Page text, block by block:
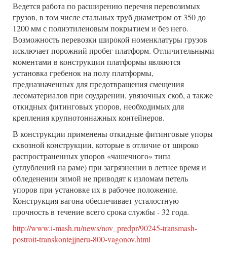
Ведется работа по расширению перечня перевозимых
грузов, в том числе стальных труб диаметром от 350 до
1200 мм с полиэтиленовым покрытием и без него.
Возможность перевозки широкой номенклатуры грузов
исключает порожний пробег платформ. Отличительными
моментами в конструкции платформы являются
установка гребенок на полу платформы,
предназначенных для предотвращения смещения
лесоматериалов при соударении, увязочных скоб, а также
откидных фитинговых упоров, необходимых для
крепления крупнотоннажных контейнеров.
В конструкции применены откидные фитинговые упоры
сквозной конструкции, которые в отличие от широко
распространенных упоров «чашечного» типа
(углублений на раме) при загрязнении в летнее время и
обледенении зимой не приводят к изломам петель
упоров при установке их в рабочее положение.
Конструкция вагона обеспечивает усталостную
прочность в течение всего срока службы - 32 года.
http://www.i-mash.ru/news/nov_predpr/90245-transmash-
postroit-transkontejjneru-800-vagonov.html